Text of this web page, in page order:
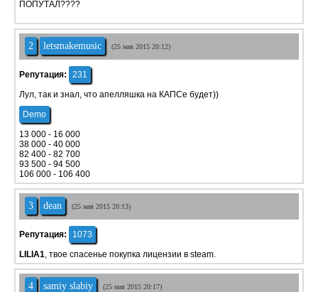
ПОПУТАЛ????
2 letsmakemusic (25 мая 2015 20:12)
Репутация:
231
Лул, так и знал, что апелляшка на КАПСе будет))
Demo
13 000 - 16 000
38 000 - 40 000
82 400 - 82 700
93 500 - 94 500
106 000 - 106 400
3 dean (25 мая 2015 20:13)
Репутация:
1073
LILIA1, твое спасенье покупка лицензии в steam.
4 samiy slabiy (25 мая 2015 20:17)